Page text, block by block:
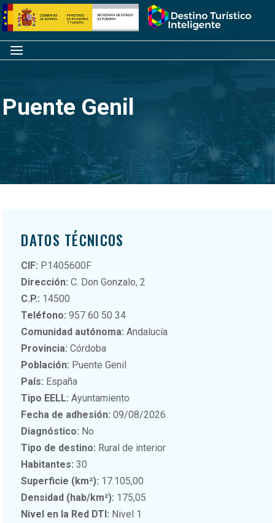
Saltar
al
contenido
Inicio
Menú
Puente Genil
DATOS TÉCNICOS
CIF: P1405600F
Dirección: C. Don Gonzalo, 2
C.P.: 14500
Teléfono: 957 60 50 34
Comunidad autónoma: Andalucía
Provincia: Córdoba
Población: Puente Genil
País: España
Tipo EELL: Ayuntamiento
Fecha de adhesión: 09/08/2026
Diagnóstico: No
Tipo de destino: Rural de interior
Habitantes: 30
Superficie (km²): 17.105,00
Densidad (hab/km²): 175,05
Nivel en la Red DTI: Nivel 1